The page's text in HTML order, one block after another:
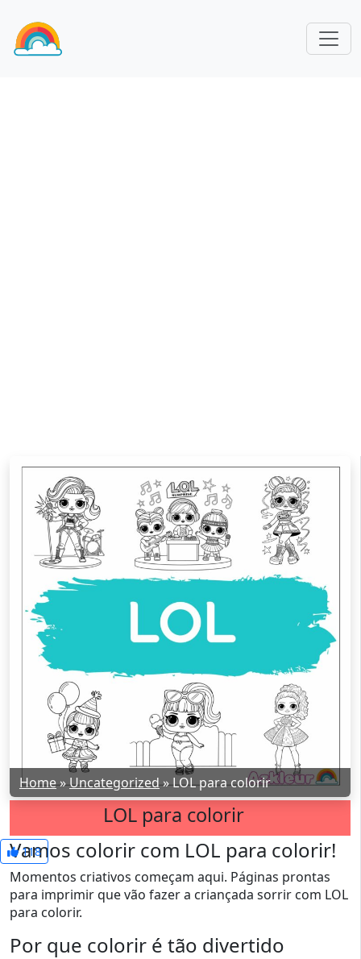
Home»Uncategorized»LOL para colorir
LOL para colorir
118
Vamos colorir com LOL para colorir!
Momentos criativos começam aqui. Páginas prontas
para imprimir que vão fazer a criançada sorrir com LOL
para colorir.
Por que colorir é tão divertido